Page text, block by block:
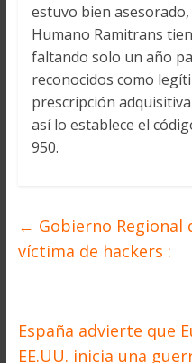
estuvo bien
Humano Ramitrans
faltando solo un año
reconocidos como
prescripción
así lo establece el
950.
← Gobierno Regional
víctima de hackers :
España advierte que
EE.UU. inicia una